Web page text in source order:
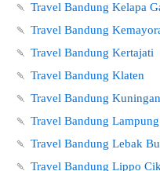
🍡 Travel Bandung Kelapa
🍡 Travel Bandung
🍡 Travel Bandung Kertajati
🍡 Travel Bandung Klaten
🍡 Travel Bandung Kuningan
🍡 Travel Bandung Lampung
🍡 Travel Bandung Lebak
🍡 Travel Bandung Lippo